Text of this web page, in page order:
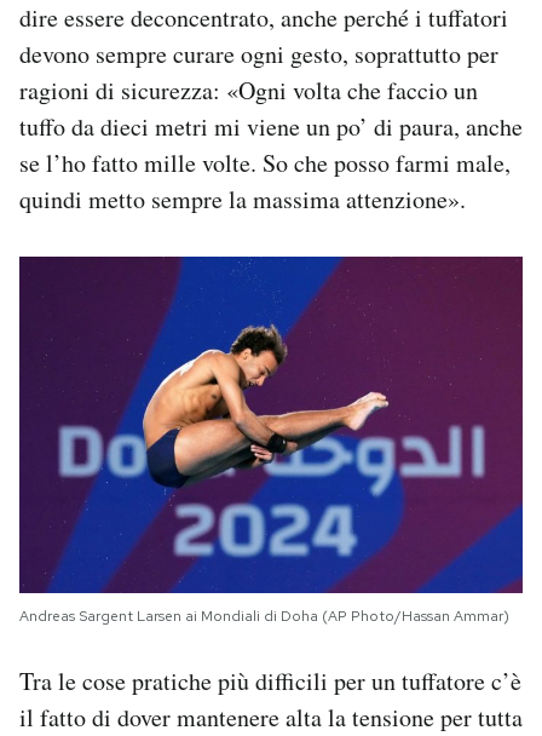
dire essere deconcentrato, anche perché i tuffatori
devono sempre curare ogni gesto, soprattutto per
ragioni di sicurezza: «Ogni volta che faccio un
tuffo da dieci metri mi viene un po’ di paura, anche
se l’ho fatto mille volte. So che posso farmi male,
quindi metto sempre la massima attenzione».
Andreas Sargent Larsen ai Mondiali di Doha (AP Photo/Hassan Ammar)
Tra le cose pratiche più difficili per un tuffatore c’è
il fatto di dover mantenere alta la tensione per tutta